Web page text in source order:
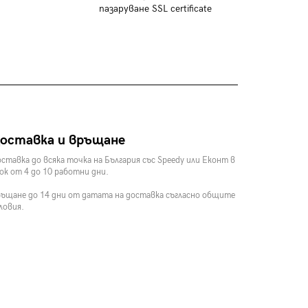
пазаруване SSL certificate
и връщане
до всяка точка на България със Speedy или Еконт в
от 4 до 10 работни дни.
до 14 дни от датата на доставка съгласно общите